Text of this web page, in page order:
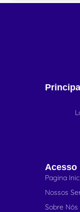
Acesso
Pagina
Nossos
Sobre Nós